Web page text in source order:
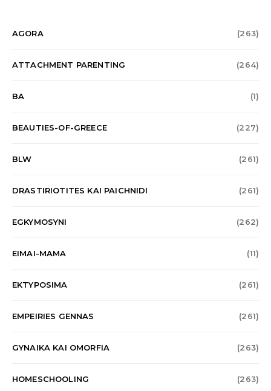
AGORA (263)
ATTACHMENT PARENTING (264)
BA (1)
BEAUTIES-OF-GREECE (227)
BLW (261)
DRASTIRIOTITES KAI PAICHNIDI (261)
EGKYMOSYNI (262)
EIMAI-MAMA (11)
EKTYPOSIMA (261)
EMPEIRIES GENNAS (261)
GYNAIKA KAI OMORFIA (263)
HOMESCHOOLING (263)